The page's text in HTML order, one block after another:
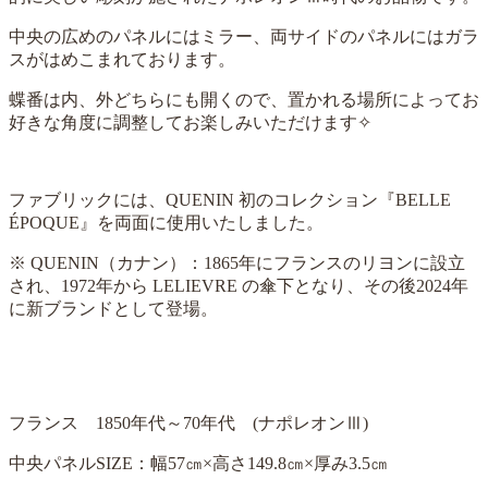
中央の広めのパネルにはミラー、両サイドのパネルにはガラ
スがはめこまれております。
蝶番は内、外どちらにも開くので、置かれる場所によってお
好きな角度に調整してお楽しみいただけます✧
ファブリックには、QUENIN 初のコレクション『BELLE
ÉPOQUE』を両面に使用いたしました。
※ QUENIN（カナン）：1865年にフランスのリヨンに設立
され、1972年から LELIEVRE の傘下となり、その後2024年
に新ブランドとして登場。
フランス 1850年代～70年代 (ナポレオンⅢ)
中央パネルSIZE：幅57㎝×高さ149.8㎝×厚み3.5㎝